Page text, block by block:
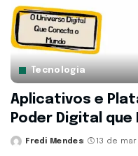
Tecnologia
Aplicativos e
Poder Digital que
Posted
Fredi Mendes 13 de